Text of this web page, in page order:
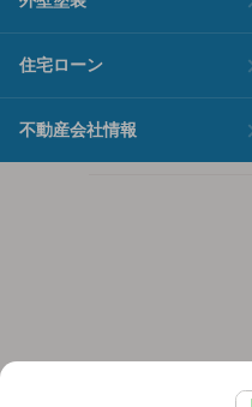
住宅ローン
不動産会社情報